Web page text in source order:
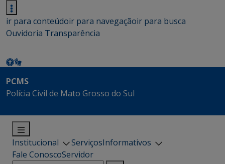
ir para conteúdoir para navegaçãoir para busca
Ouvidoria Transparência
PCMS
Polícia Civil de Mato Grosso do Sul
Institucional ServiçosInformativos
Fale ConoscoServidor